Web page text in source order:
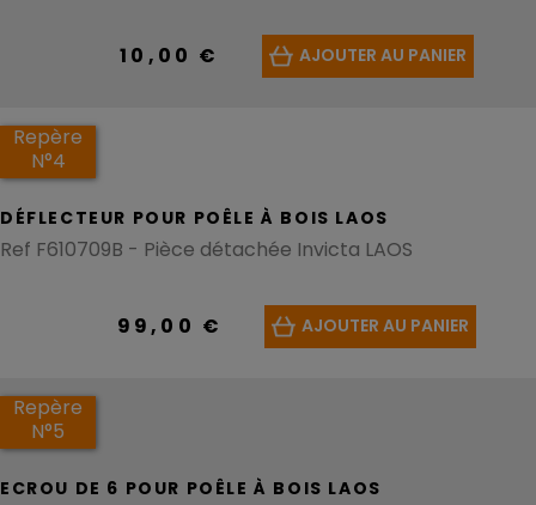
jour notre site et vous pourrez donc
passer votre commande.
10,00 € AJOUTER AU PANIER
Repère
N°4
DÉFLECTEUR POUR POÊLE À BOIS LAOS
Ref F610709B - Pièce détachée Invicta LAOS
99,00 € AJOUTER AU PANIER
Repère
N°5
ECROU DE 6 POUR POÊLE À BOIS LAOS